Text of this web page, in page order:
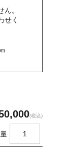
。
せく
(税込)